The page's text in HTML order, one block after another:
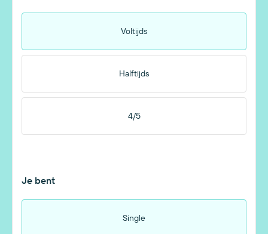
Voltijds
Halftijds
4/5
Je bent
Single